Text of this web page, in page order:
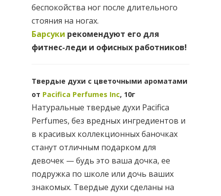
беспокойства ног после длительного
стояния на ногах.
Барсуки рекомендуют его для
фитнес-леди и офисных работников!
Твердые духи c цветочными ароматами
от Pacifica Perfumes Inc, 10г
Натуральные твердые духи Pacifica
Perfumes, без вредных ингредиентов и
в красивых коллекционных баночках
станут отличным подарком для
девочек — будь это ваша дочка, ее
подружка по школе или дочь ваших
знакомых. Твердые духи сделаны на